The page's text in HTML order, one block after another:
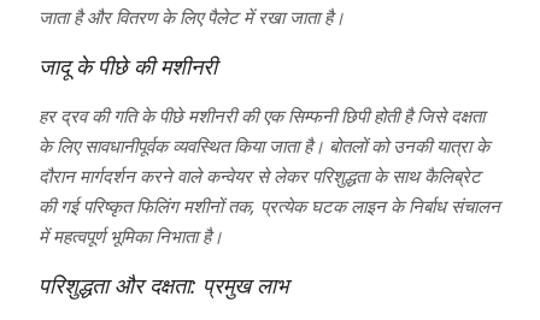
जाता है और वितरण के लिए पैलेट में रखा जाता है।
जादू के पीछे की मशीनरी
हर द्रव की गति के पीछे मशीनरी की एक सिम्फनी छिपी होती है जिसे दक्षता
के लिए सावधानीपूर्वक व्यवस्थित किया जाता है। बोतलों को उनकी यात्रा के
दौरान मार्गदर्शन करने वाले कन्वेयर से लेकर परिशुद्धता के साथ कैलिब्रेट
की गई परिष्कृत फिलिंग मशीनों तक, प्रत्येक घटक लाइन के निर्बाध संचालन
में महत्वपूर्ण भूमिका निभाता है।
परिशुद्धता और दक्षता: प्रमुख लाभ